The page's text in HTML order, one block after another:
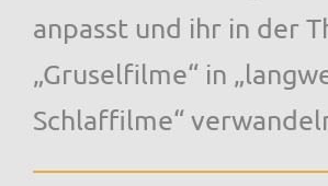
anpasst und ihr in der
„Gruselfilme“ in
Schlaffilme“